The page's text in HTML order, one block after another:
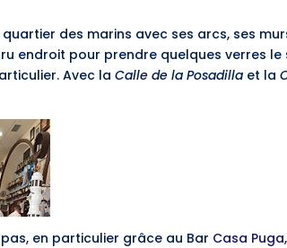
quartier des marins avec ses arcs, ses
endroit pour prendre quelques verres
Avec laCalle de la Posadilla et la
en particulier grâce au Bar Casa Puga